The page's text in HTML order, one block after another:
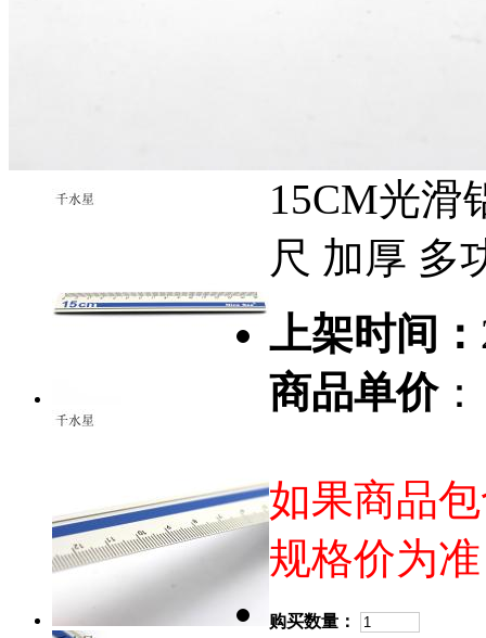
15CM光滑
尺 加厚 多
上架时间：
商品单价
如果商品
规格价为准
购买数量：